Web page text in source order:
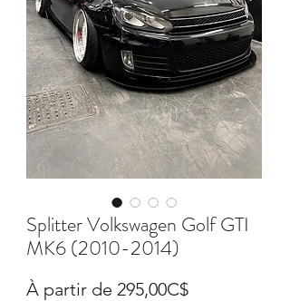
Splitter Volkswagen Golf GTI
MK6 (2010-2014)
À partir de 295,00C$Prix